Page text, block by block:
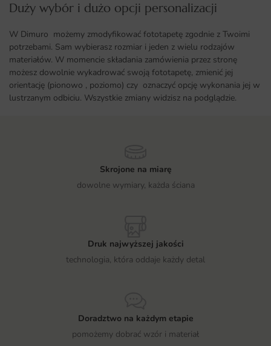
Duży wybór i dużo opcji personalizacji ​
W Dimuro możemy zmodyfikować fototapetę zgodnie z Twoimi
potrzebami. Sam wybierasz rozmiar i jeden z wielu rodzajów
materiałów. W momencie składania zamówienia przez stronę
możesz dowolnie wykadrować swoją fototapetę, zmienić jej
orientację (pionowo , poziomo) czy oznaczyć opcję wykonania jej w
lustrzanym odbiciu. Wszystkie zmiany widzisz na podglądzie.
Skrojone na miarę
dowolne wymiary, każda ściana
Druk najwyższej jakości
technologia, która oddaje każdy detal
Doradztwo na każdym etapie
pomożemy dobrać wzór i materiał